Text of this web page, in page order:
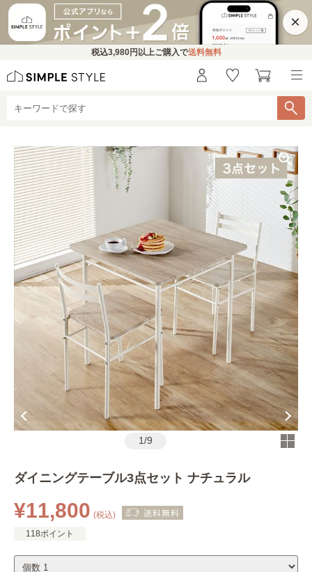
×
税込3,980円 以上ご購入で送料無料
1/9
ダイニングテーブル3点セット ナチュラル
¥11,800 (税込)
118ポイント